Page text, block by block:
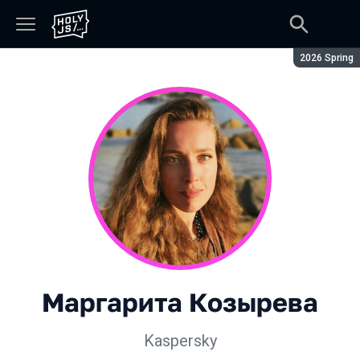
Сезон:
2026 Spring
Маргарита Козырева
Kaspersky